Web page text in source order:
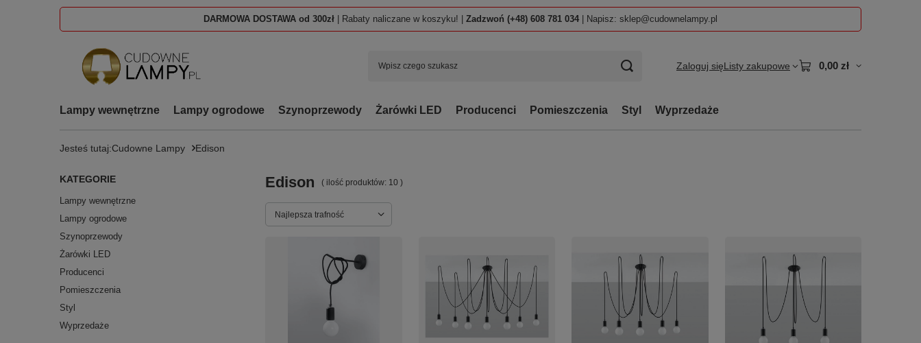
DARMOWA DOSTAWA od 300zł | Rabaty naliczane w koszyku! | Zadzwoń (+48) 608 781 034 | Napisz: sklep@cudownelampy.pl
Zaloguj sięListy zakupowe 0,00 zł
Lampy wewnętrzne Lampy ogrodowe Szynoprzewody Żarówki LED Producenci Pomieszczenia Styl Wyprzedaże
Jesteś tutaj:Cudowne Lampy Edison
KATEGORIE
Lampy wewnętrzne
Lampy ogrodowe
Szynoprzewody
Żarówki LED
Producenci
Pomieszczenia
Styl
Wyprzedaże
Edison ( ilość produktów: 10 )
Zmień sortowanie
Najlepsza trafność